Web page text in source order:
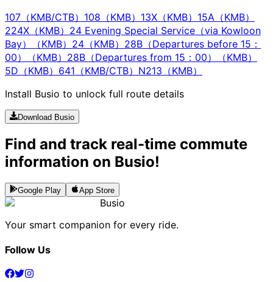
107（KMB/CTB） 108（KMB） 13X（KMB） 15A（KMB）
224X（KMB） 24 Evening Special Service（via Kowloon
Bay）（KMB） 24（KMB） 28B（Departures before 15：
00）（KMB） 28B（Departures from 15：00）（KMB）
5D（KMB） 641（KMB/CTB） N213（KMB）
Install Busio to unlock full route details
Download Busio
Find and track real-time commute
information on Busio!
Google Play App Store
Busio
Your smart companion for every ride.
Follow Us